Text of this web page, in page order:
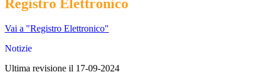
Registro Elettronico
Vai a "Registro Elettronico"
Notizie
Ultima revisione il 17-09-2024